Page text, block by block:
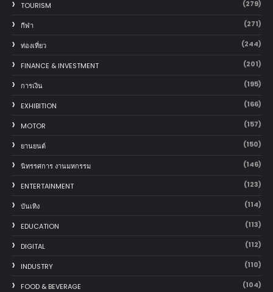
TOURISM (279)
กีฬา (271)
ท่องเที่ยว (244)
FINANCE & INVESTMENT (201)
การเงิน (195)
EXHIBITION (166)
MOTOR (157)
‎ยานยนต์‎ (150)
นิทรรศการ งานมหกรรม (146)
ENTERTAINMENT (123)
บันเทิง (114)
EDUCATION (113)
DIGITAL (112)
INDUSTRY (110)
FOOD & BEVERAGE (104)